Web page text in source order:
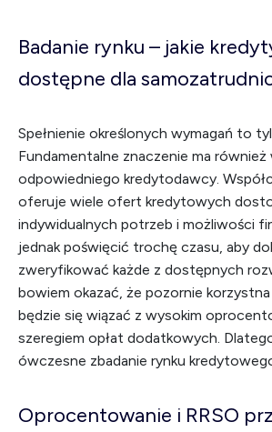
Badanie rynku – jakie
dostępne dla
Spełnienie określonych wymagań to
Fundamentalne znaczenie ma również
odpowiedniego kredytodawcy.
oferuje wiele ofert kredytowych
indywidualnych potrzeb i możliwości
jednak poświęcić trochę czasu, aby
zweryfikować każde z dostępnych
bowiem okazać, że pozornie
będzie się wiązać z wysokim
szeregiem opłat dodatkowych.
ówczesne zbadanie rynku
Oprocentowanie i RRSO